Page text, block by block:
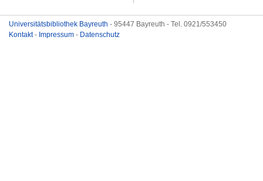
Universitätsbibliothek Bayreuth - 95447 Bayreuth - Tel. 0921/553450
Kontakt- Impressum - Datenschutz